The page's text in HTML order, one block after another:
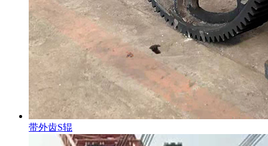
带外齿S辊